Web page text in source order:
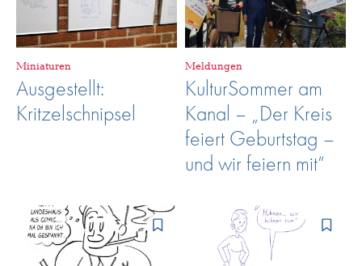
Miniaturen
Ausgestellt:
Kritzelschnipsel
Meldungen
KulturSommer am
Kanal – „Der Kreis
feiert Geburtstag –
und wir feiern mit“